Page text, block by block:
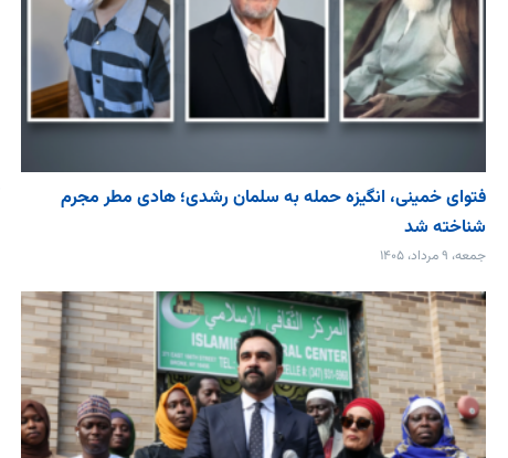
فتوای خمینی، انگیزه حمله به سلمان رشدی؛ هادی مطر مجرم
شناخته شد
جمعه، ۹ مرداد، ۱۴۰۵